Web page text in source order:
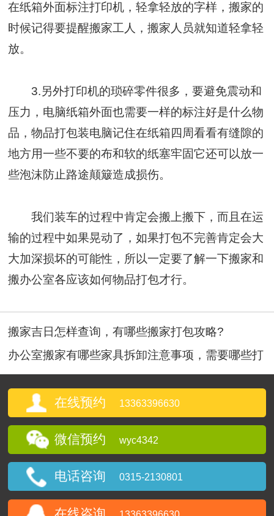
在纸箱外面标注打印机，轻拿轻放的字样，搬家的
时候记得要提醒搬家工人，搬家人员就知道轻拿轻
放。
3.另外打印机的琐碎零件很多，要避免震动和
压力，电脑纸箱外面也需要一样的标注好是什么物
品，物品打包装电脑记住在纸箱四周看看有缝隙的
地方用一些不要的布和软的纸塞牢固它还可以放一
些泡沫防止路途颠簸造成损伤。
我们装车的过程中肯定会搬上搬下，而且在运
输的过程中如果晃动了，如果打包不完善肯定会大
大加深损坏的可能性，所以一定要了解一下搬家和
搬办公室各应该如何物品打包才行。
搬家吉日怎样查询，有哪些搬家打包攻略?
办公室搬家有哪些家具拆卸注意事项，需要哪些打
包材料?
在线预约 13363396630
微信预约 wyc4342
电话咨询 0315-2130801